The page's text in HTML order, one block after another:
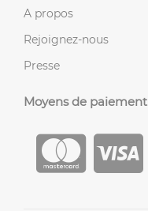
A propos
Rejoignez-nous
Presse
Moyens de paiement